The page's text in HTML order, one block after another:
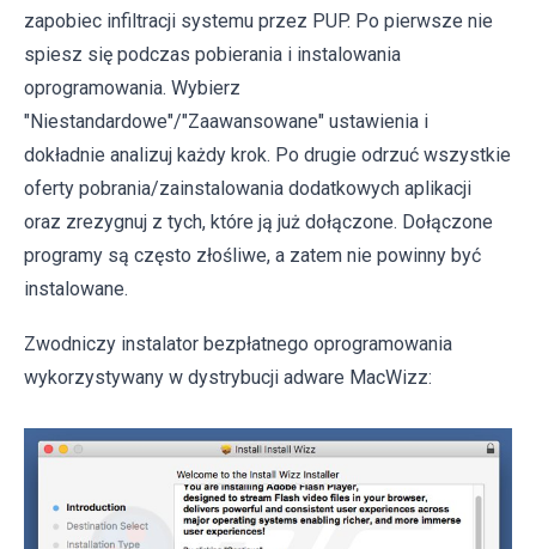
zapobiec infiltracji systemu przez PUP. Po pierwsze nie
spiesz się podczas pobierania i instalowania
oprogramowania. Wybierz
"Niestandardowe"/"Zaawansowane" ustawienia i
dokładnie analizuj każdy krok. Po drugie odrzuć wszystkie
oferty pobrania/zainstalowania dodatkowych aplikacji
oraz zrezygnuj z tych, które ją już dołączone. Dołączone
programy są często złośliwe, a zatem nie powinny być
instalowane.
Zwodniczy instalator bezpłatnego oprogramowania
wykorzystywany w dystrybucji adware MacWizz: